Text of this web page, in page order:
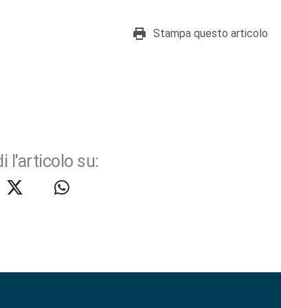
Stampa questo articolo
l'articolo su: